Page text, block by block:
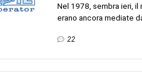
Nel 1978, sembra ieri,
erano ancora mediate
22